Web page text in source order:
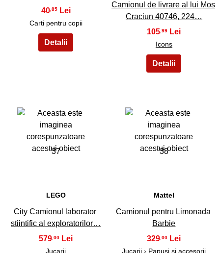
40,85
Carti pentru copii
Camionul de livrare al lui Mos
Craciun 40746, 224…
105 ,99
Icons
37
LEGO
City Camionul laborator
stiintific al exploratorilor…
579 ,00
Jucarii
38
Mattel
Camionul pentru Limonada
Barbie
329 ,00
Jucarii › Papusi si accesorii